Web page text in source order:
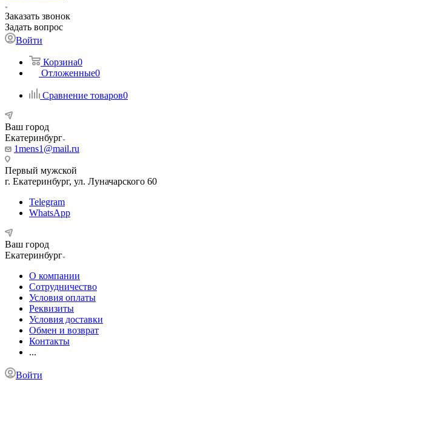
Заказать звонок
Задать вопрос
Войти
Корзина0
Отложенные0
Сравнение товаров0
Ваш город
Екатеринбург
1mens1@mail.ru
Первый мужской
г. Екатеринбург, ул. Луначарского 60
Telegram
WhatsApp
Ваш город
Екатеринбург
О компании
Сотрудничество
Условия оплаты
Реквизиты
Условия доставки
Обмен и возврат
Контакты
...
Войти